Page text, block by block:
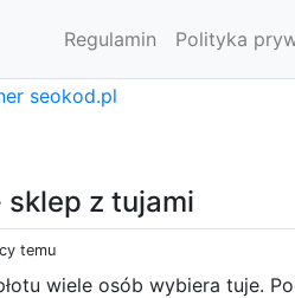
Regulamin Polityka
z tujami
temu
wiele osób wybiera tuje.